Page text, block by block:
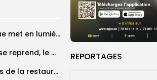
REPORTAGES
Grand Magal 2026 : un colloque met en lumière la portée universelle...
‎CAN féminine 2026 : le Nigeria se reprend, le Malawi surprend encore...
Magal Touba : dans les coulisses de la restauration de la presse...